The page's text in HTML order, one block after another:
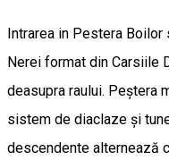
Intrarea in Pestera Boilor
Nerei format din Carsiile
deasupra raului. Peștera
sistem de diaclaze și
descendente alternează